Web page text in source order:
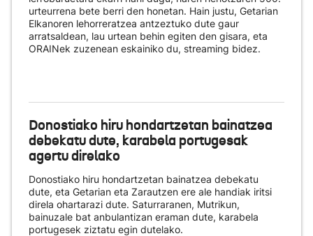
urteurrena bete berri den honetan. Hain justu, Getarian
Elkanoren lehorreratzea antzeztuko dute gaur
arratsaldean, lau urtean behin egiten den gisara, eta
ORAINek zuzenean eskainiko du, streaming bidez.
Donostiako hiru hondartzetan bainatzea
debekatu dute, karabela portugesak
agertu direlako
Donostiako hiru hondartzetan bainatzea debekatu
dute, eta Getarian eta Zarautzen ere ale handiak iritsi
direla ohartarazi dute. Saturraranen, Mutrikun,
bainuzale bat anbulantizan eraman dute, karabela
portugesek ziztatu egin dutelako.